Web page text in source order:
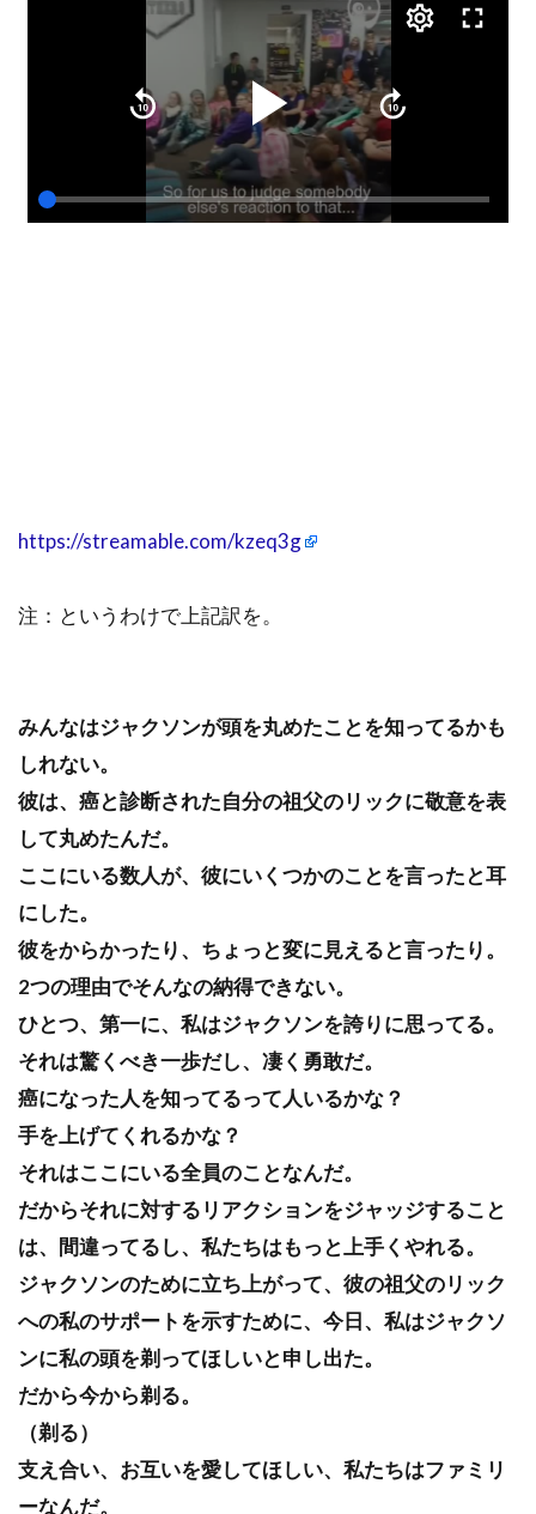
https://streamable.com/kzeq3g
注：というわけで上記訳を。
みんなはジャクソンが頭を丸めたことを知ってるかも
しれない。
彼は、癌と診断された自分の祖父のリックに敬意を表
して丸めたんだ。
ここにいる数人が、彼にいくつかのことを言ったと耳
にした。
彼をからかったり、ちょっと変に見えると言ったり。
2つの理由でそんなの納得できない。
ひとつ、第一に、私はジャクソンを誇りに思ってる。
それは驚くべき一歩だし、凄く勇敢だ。
癌になった人を知ってるって人いるかな？
手を上げてくれるかな？
それはここにいる全員のことなんだ。
だからそれに対するリアクションをジャッジすること
は、間違ってるし、私たちはもっと上手くやれる。
ジャクソンのために立ち上がって、彼の祖父のリック
への私のサポートを示すために、今日、私はジャクソ
ンに私の頭を剃ってほしいと申し出た。
だから今から剃る。
（剃る）
支え合い、お互いを愛してほしい、私たちはファミリ
ーなんだ。